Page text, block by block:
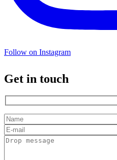
Follow on Instagram
Get in touch